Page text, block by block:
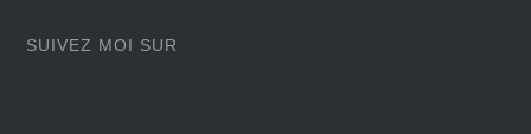
SUIVEZ MOI SUR